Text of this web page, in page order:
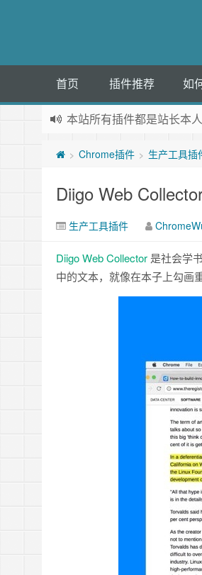
首页 插件推荐 如
本站所有插件都是站长本
> Chrome插件 > 生产工具插
Diigo Web
生产工具插件
Diigo Web Collector 是社会学
中的文本，就像在本子上勾画